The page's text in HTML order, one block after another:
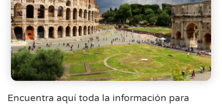
Encuentra aquí toda la información para